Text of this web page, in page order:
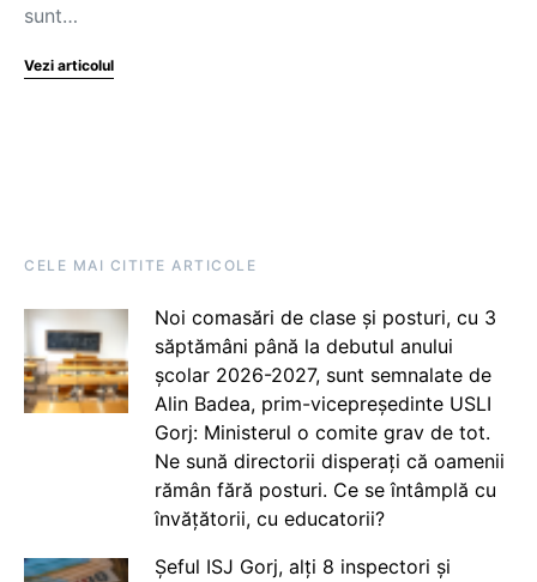
sunt…
Vezi articolul
CELE MAI CITITE ARTICOLE
Noi comasări de clase și posturi, cu 3
săptămâni până la debutul anului
școlar 2026-2027, sunt semnalate de
Alin Badea, prim-vicepreședinte USLI
Gorj: Ministerul o comite grav de tot.
Ne sună directorii disperați că oamenii
rămân fără posturi. Ce se întâmplă cu
învățătorii, cu educatorii?
Șeful ISJ Gorj, alți 8 inspectori și